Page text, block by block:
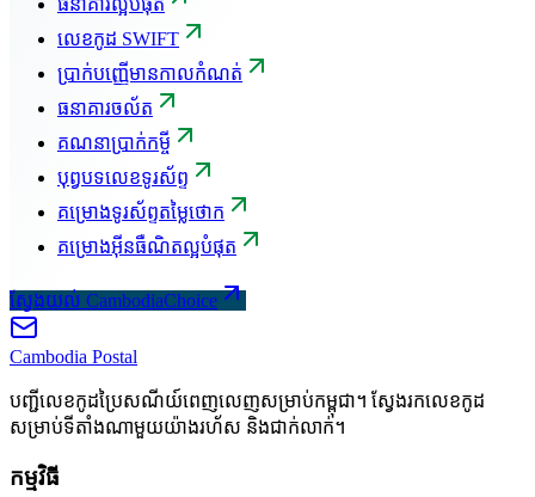
លេខកូដ SWIFT
ប្រាក់បញ្ញើមានកាលកំណត់
ធនាគារចល័ត
គណនាប្រាក់កម្ចី
បុព្វបទលេខទូរស័ព្ទ
គម្រោងទូរស័ព្ទតម្លៃថោក
គម្រោងអ៊ីនធឺណិតល្អបំផុត
ស្វែងយល់ CambodiaChoice
Cambodia Postal
បញ្ជីលេខកូដប្រៃសណីយ៍ពេញលេញសម្រាប់កម្ពុជា។ ស្វែងរកលេខកូដ
សម្រាប់ទីតាំងណាមួយយ៉ាងរហ័ស និងជាក់លាក់។
កម្មវិធី